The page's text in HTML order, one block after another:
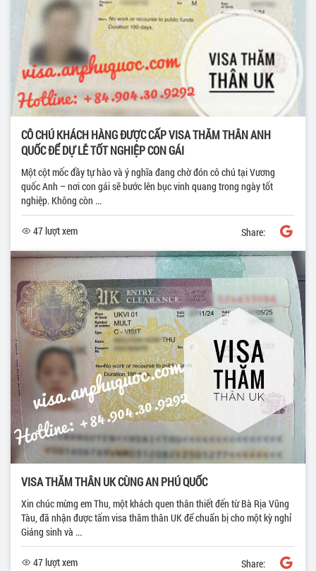
CÔ CHÚ KHÁCH HÀNG ĐƯỢC CẤP VISA THĂM THÂN ANH
QUỐC ĐỂ DỰ LỄ TỐT NGHIỆP CON GÁI
Một cột mốc đầy tự hào và ý nghĩa đang chờ đón cô chú tại Vương
quốc Anh – nơi con gái sẽ bước lên bục vinh quang trong ngày tốt
nghiệp. Không còn ...
47 lượt xem Share:
VISA THĂM THÂN UK CÙNG AN PHÚ QUỐC
Xin chúc mừng em Thu, một khách quen thân thiết đến từ Bà Rịa Vũng
Tàu, đã nhận được tấm visa thăm thân UK để chuẩn bị cho một kỳ nghỉ
Giáng sinh và ...
47 lượt xem Share: